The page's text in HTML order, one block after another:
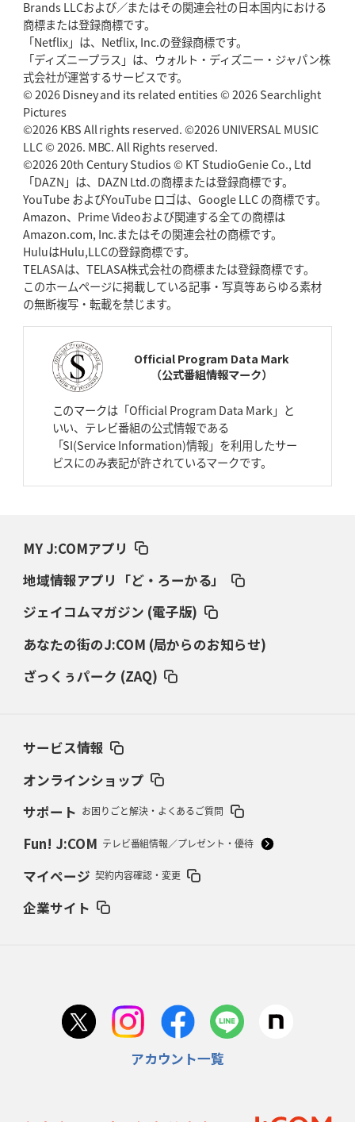
2026年5月14日(木)更新
神戸、1位通過の立役者レタリック
「悲運の闘将」宮地克実氏死去 熱血指導で埼玉WKの基礎築く
2026年4月30日(木)更新
BR東京、「ユニバーサルデー」の意義「特別からノーマルへ」が最終
ゴール
2026年4月23日(木)更新
元代表ラピース、今季限りで引退「クボタは10年いた自分のホーム」
2026年4月16日(木)更新
BL東京「強化拠点」を「共有財産」に新クラブハウスは「皆に開かれ
た空間」
2026年4月9日(木)更新
スティーラーズ、名門復活の足音
2026年4月2日(木)更新
2026年3月26日(木)更新
AZ-COM丸和、リーグワンへ参入決定 「フィールド丸ごと計測機器」の
ダイナボアーズ、“逆輸入SO”三宅駿
「ニュージーランドのフレア（閃
2026年3月5日(木)更新
2026年2月19日(木)更新
37年女子W杯招致への課題と期待
2026年2月12日(木)更新
2026年2月5日(木)更新
占い方
首位スピアーズ、充実の攻撃力 「湧き出る」パスでトライ量産
Brands LLCおよび／またはその関連会社の日本国内における
商標または登録商標です。
「Netflix」は、Netflix, Inc.の登録商標です。
「ディズニープラス」は、ウォルト・ディズニー・ジャパン株
式会社が運営するサービスです。
© 2026 Disney and its related entities © 2026 Searchlight
Pictures
©2026 KBS All rights reserved. ©2026 UNIVERSAL MUSIC
LLC © 2026. MBC. All Rights reserved.
©2026 20th Century Studios © KT StudioGenie Co., Ltd
「DAZN」は、DAZN Ltd.の商標または登録商標です。
YouTube およびYouTube ロゴは、Google LLC の商標です。
Amazon、Prime Videoおよび関連する全ての商標は
Amazon.com, Inc.またはその関連会社の商標です。
HuluはHulu,LLCの登録商標です。
TELASAは、TELASA株式会社の商標または登録商標です。
このホームページに掲載している記事・写真等あらゆる素材
の無断複写・転載を禁じます。
Official Program Data Mark
（公式番組情報マーク）
このマークは「Official Program Data Mark」と
いい、テレビ番組の公式情報である
「SI(Service Information)情報」を利用したサー
ビスにのみ表記が許されているマークです。
MY J:COMアプリ
地域情報アプリ「ど・ろーかる」
ジェイコムマガジン (電子版)
あなたの街のJ:COM (局からのお知らせ)
ざっくぅパーク (ZAQ)
サービス情報
オンラインショップ
サポート お困りごと解決・よくあるご質問
Fun! J:COM テレビ番組情報／プレゼント・優待
マイページ 契約内容確認・変更
企業サイト
アカウント一覧